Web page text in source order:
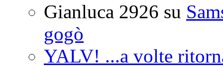
Gianluca 2926 su
gogò
YALV! ...a volte